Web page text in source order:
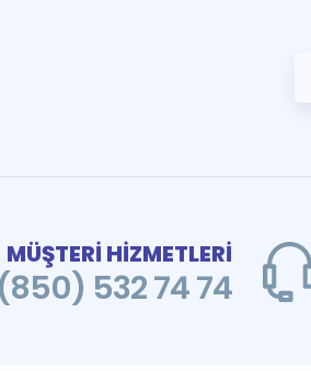
MÜŞTERİ HİZMETLERİ
532 74 74